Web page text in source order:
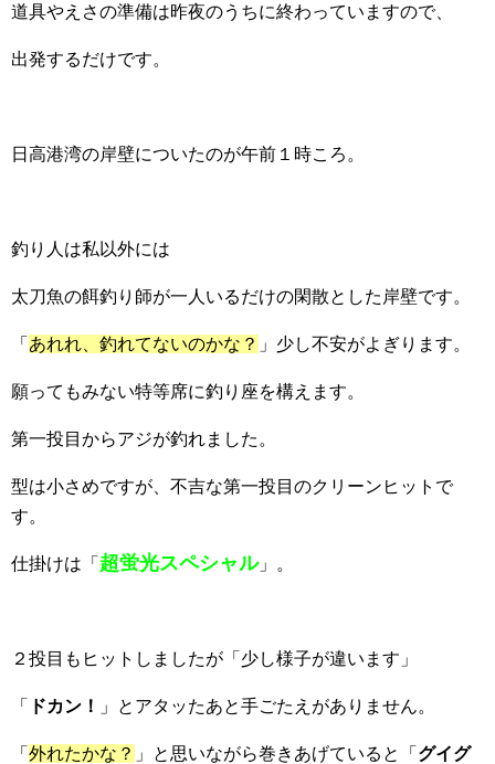
道具やえさの準備は昨夜のうちに終わっていますので、
出発するだけです。
日高港湾の岸壁についたのが午前１時ころ。
釣り人は私以外には
太刀魚の餌釣り師が一人いるだけの閑散とした岸壁です。
「 あれれ、釣れてないのかな？ 」少し不安がよぎります。
願ってもみない特等席に釣り座を構えます。
第一投目からアジが釣れました。
型は小さめですが、不吉な第一投目のクリーンヒットで
す。
仕掛けは「 超蛍光スペシャル」。
２投目もヒットしましたが「少し様子が違います」
「 ドカン！ 」とアタッたあと手ごたえがありません。
「 外れたかな？ 」と思いながら巻きあげていると「 グイグ